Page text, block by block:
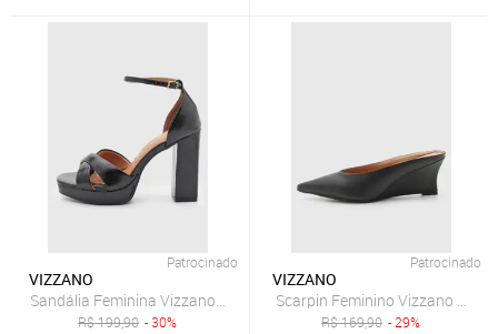
Patrocinado
VIZZANO
Sandália Feminina Vizzano Salto Grosso Tiras Cruzadas Preta
R$199,90 - 30%
Patrocinado
VIZZANO
Scarpin Feminino Vizzano Bico
R$169,90 - 29%